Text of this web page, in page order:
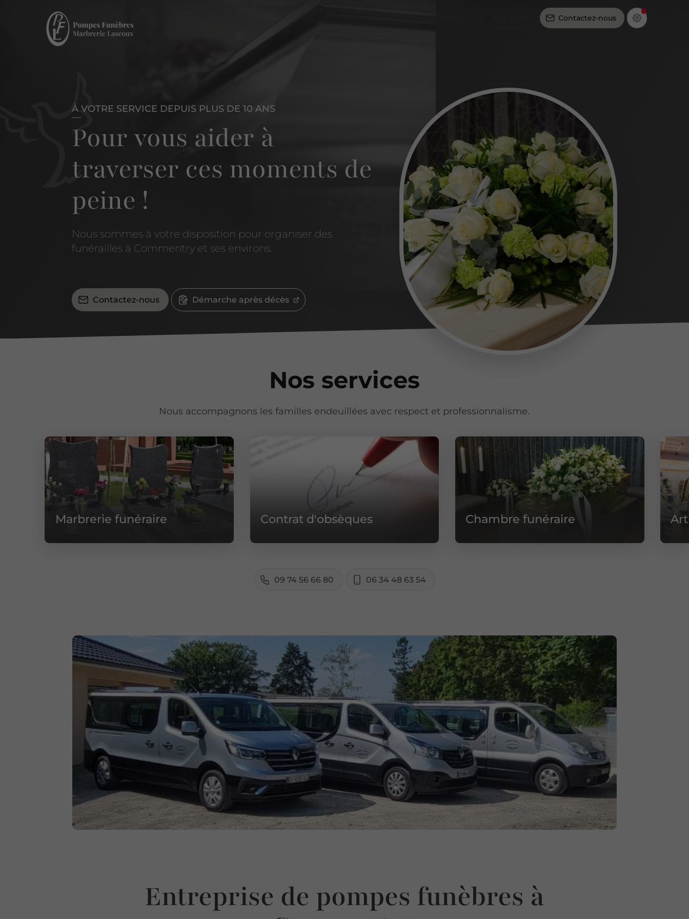
Contactez-nous
À VOTRE SERVICE DEPUIS PLUS DE 10 ANS
Pour vous aider à
traverser ces moments de
peine !
Nous sommes à votre disposition pour organiser des
funérailles à Commentry et ses environs.
Contactez-nous Démarche après décès
Nos services
Nous accompagnons les familles endeuillées avec respect et professionnalisme.
Marbrerie funéraire Contrat d'obsèques Chambre funéraire
09 74 56 66 80 06 34 48 63 54
Entreprise de pompes funèbres à